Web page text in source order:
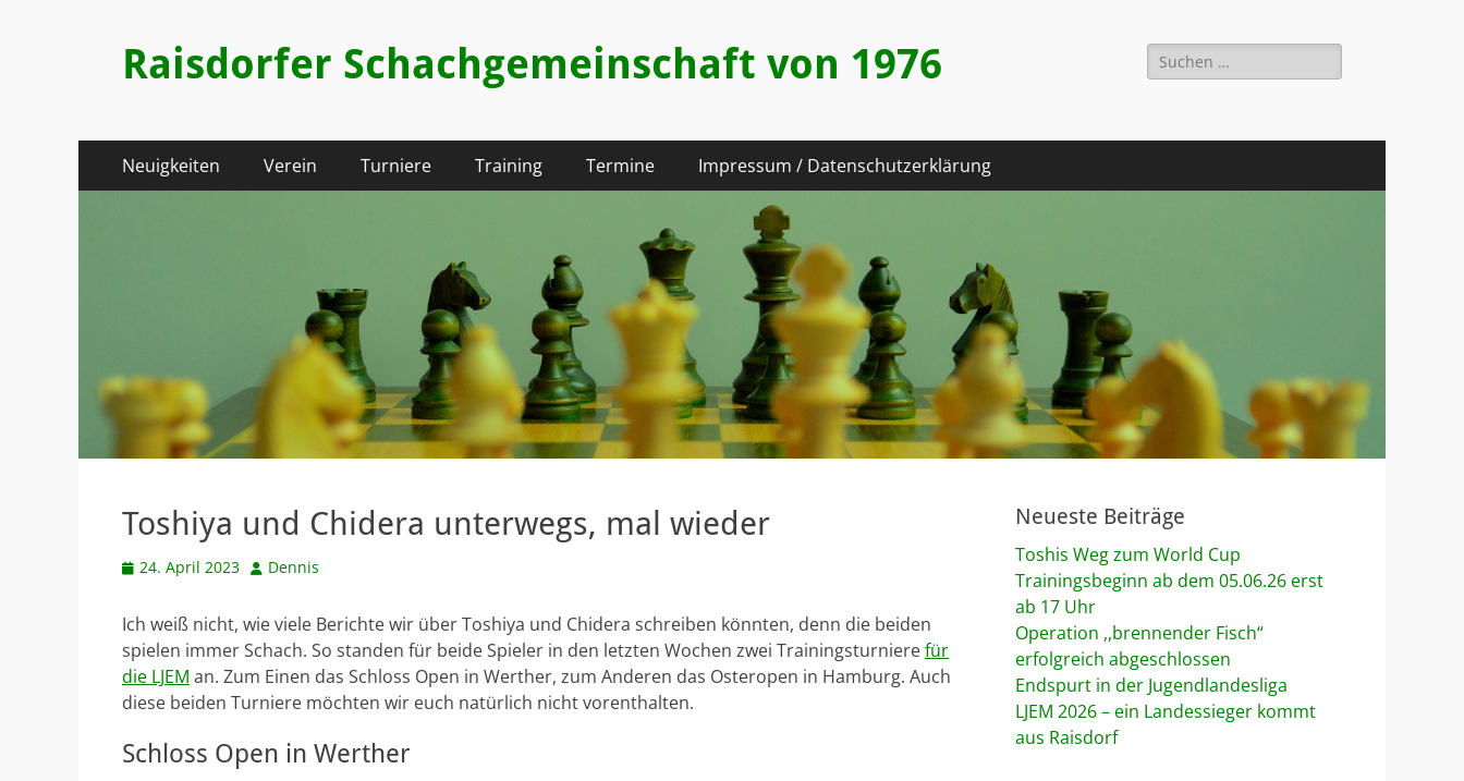
Raisdorfer Schachgemeinschaft von 1976
Suchen
nach:
Primäres
Menü
Inhalt
Neuigkeiten Verein Turniere Training Termine Impressum / Datenschutzerklärung
Toshiya und Chidera unterwegs, mal wieder
Veröffentlicht
24. April 2023 AutorDennis
Ich weiß nicht, wie viele Berichte wir über Toshiya und Chidera schreiben könnten, denn die beiden
spielen immer Schach. So standen für beide Spieler in den letzten Wochen zwei Trainingsturnierefür
die LJEM an. Zum Einen das Schloss Open in Werther, zum Anderen das Osteropen in Hamburg. Auch
diese beiden Turniere möchten wir euch natürlich nicht vorenthalten.
Schloss Open in Werther
Neueste Beiträge
Toshis Weg zum World Cup
Trainingsbeginn ab dem 05.06.26 erst
ab 17 Uhr
Operation ,,brennender Fisch“
erfolgreich abgeschlossen
Endspurt in der Jugendlandesliga
LJEM 2026 – ein Landessieger kommt
aus Raisdorf